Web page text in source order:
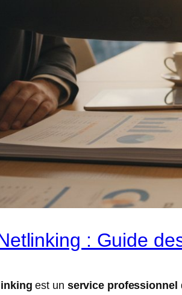
: Guide
est un service professionnel